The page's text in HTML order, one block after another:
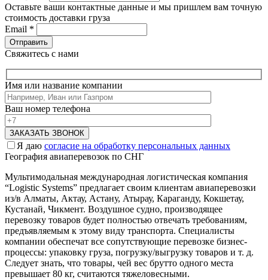
Оставьте ваши контактные данные и мы пришлем вам точную
стоимость доставки груза
Email *
Свяжитесь с нами
Имя или название компании
Ваш номер телефона
Я даю согласие на обработку персональных данных
География авиаперевозок по СНГ
Мультимодальная международная логистическая компания
“Logistic Systems” предлагает своим клиентам авиаперевозки
из/в Алматы, Актау, Астану, Атырау, Караганду, Кокшетау,
Кустанай, Чикмент. Воздушное судно, производящее
перевозку товаров будет полностью отвечать требованиям,
предъявляемым к этому виду транспорта. Специалисты
компании обеспечат все сопутствующие перевозке бизнес-
процессы: упаковку груза, погрузку/выгрузку товаров и т. д.
Следует знать, что товары, чей вес брутто одного места
превышает 80 кг, считаются тяжеловесными.